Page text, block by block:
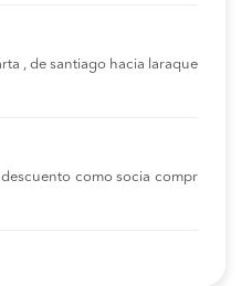
, de santiago hacia laraque
como socia compr